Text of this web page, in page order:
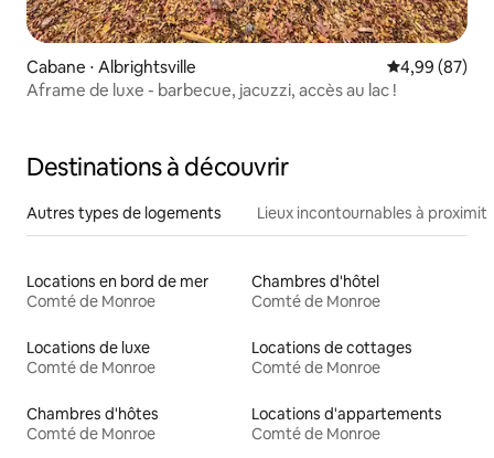
Cabane ⋅ Albrightsville Évaluation
4,99 (87)
Aframe de luxe - barbecue, jacuzzi, accès au lac !
Destinations à découvrir
Autres types de logements Lieux incontournables à
Locations en bord de mer
Comté de Monroe
Chambres d'hôtel
Comté de Monroe
Locations de luxe
Comté de Monroe
Locations de cottages
Comté de Monroe
Chambres d'hôtes
Comté de Monroe
Locations d'appartements
Comté de Monroe